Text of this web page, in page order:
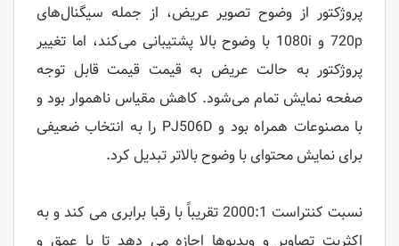
پروژکتور از وضوح تصویر عریض، از جمله سیگنال‌های
720p و 1080i با وضوح بالا پشتیبانی می‌کند، اما تغییر
پروژکتور به حالت عریض به قیمت قیمت قابل توجه
صفحه نمایش تمام می‌شود. کاهش مقیاس ناهموار بود و
با مصنوعات همراه بود و PJ506D را به انتخاب ضعیفی
برای نمایش محتوای با وضوح بالاتر تبدیل کرد.
نسبت کنتراست 2000:1 تقریباً با رقبا برابری می کند و به
اکثریت تصاویر و ویدیوها اجازه می دهد تا با عمق و